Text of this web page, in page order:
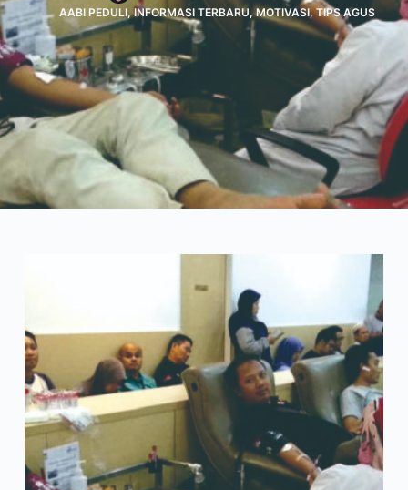
AABI PEDULI,INFORMASI TERBARU,MOTIVASI,TIPS AGUS